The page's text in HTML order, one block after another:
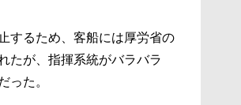
するため、客船には厚労省の
たが、指揮系統がバラバラ
った。